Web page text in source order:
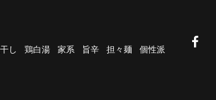
し 鶏白湯 家系 旨辛 担々麺
個性派